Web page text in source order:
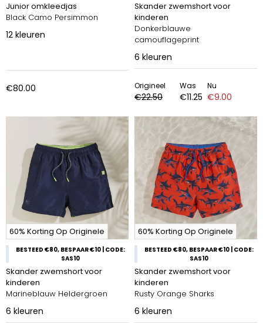
Junior omkleedjas
Black Camo Persimmon
12 kleuren
€80.00
Skander zwemshort voor
kinderen
Donkerblauwe
camouflageprint
6 kleuren
Origineel
€22.50
Was
€11.25
Nu
€9.00
60% Korting Op Originele
BESTEED €80, BESPAAR €10 | CODE:
SAS10
Skander zwemshort voor
kinderen
Marineblauw Heldergroen
6 kleuren
60% Korting Op Originele
BESTEED €80, BESPAAR €10 | CODE:
SAS10
Skander zwemshort voor
kinderen
Rusty Orange Sharks
6 kleuren